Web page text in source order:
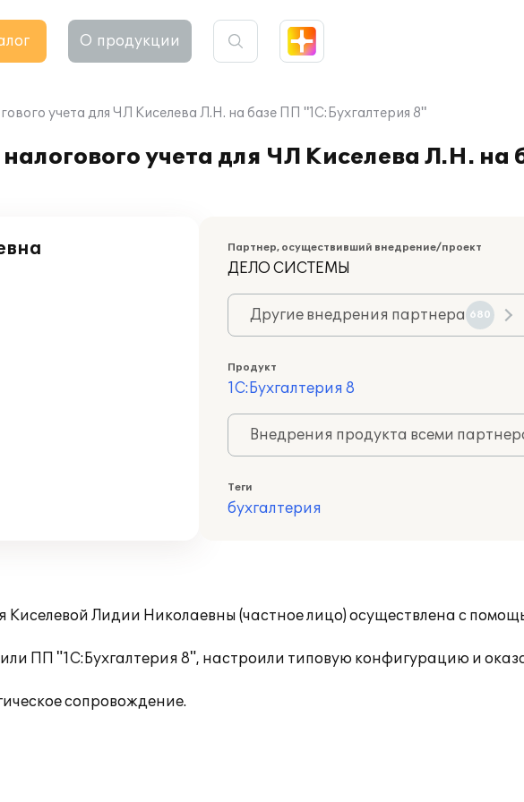
О продукции
учета для ЧЛ Киселева Л.Н. на базе ПП "1С:Бухгалтерия 8"
учета для ЧЛ Киселева Л.Н. на
Партнер, осуществивший внедрение/проект
ДЕЛО СИСТЕМЫ
Другие внедрения партнера 680
Продукт
1С:Бухгалтерия 8
Внедрения продукта всеми
Теги
бухгалтерия
Киселевой Лидии Николаевны (частное лицо) осуществлена с
ПП "1С:Бухгалтерия 8", настроили типовую конфигурацию и
сопровождение.